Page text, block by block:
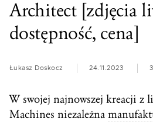
Architect [zdjęcia
dostępność, cena]
Łukasz Doskocz 24.11.2023
W swojej najnowszej kreacji
Machines niezależna